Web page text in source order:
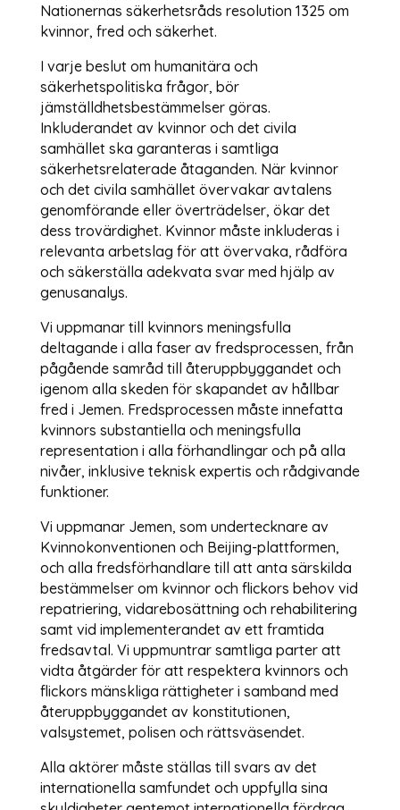
Nationernas säkerhetsråds resolution 1325 om
kvinnor, fred och säkerhet.
I varje beslut om humanitära och
säkerhetspolitiska frågor, bör
jämställdhetsbestämmelser göras.
Inkluderandet av kvinnor och det civila
samhället ska garanteras i samtliga
säkerhetsrelaterade åtaganden. När kvinnor
och det civila samhället övervakar avtalens
genomförande eller överträdelser, ökar det
dess trovärdighet. Kvinnor måste inkluderas i
relevanta arbetslag för att övervaka, rådföra
och säkerställa adekvata svar med hjälp av
genusanalys.
Vi uppmanar till kvinnors meningsfulla
deltagande i alla faser av fredsprocessen, från
pågående samråd till återuppbyggandet och
igenom alla skeden för skapandet av hållbar
fred i Jemen. Fredsprocessen måste innefatta
kvinnors substantiella och meningsfulla
representation i alla förhandlingar och på alla
nivåer, inklusive teknisk expertis och rådgivande
funktioner.
Vi uppmanar Jemen, som undertecknare av
Kvinnokonventionen och Beijing-plattformen,
och alla fredsförhandlare till att anta särskilda
bestämmelser om kvinnor och flickors behov vid
repatriering, vidarebosättning och rehabilitering
samt vid implementerandet av ett framtida
fredsavtal. Vi uppmuntrar samtliga parter att
vidta åtgärder för att respektera kvinnors och
flickors mänskliga rättigheter i samband med
återuppbyggandet av konstitutionen,
valsystemet, polisen och rättsväsendet.
Alla aktörer måste ställas till svars av det
internationella samfundet och uppfylla sina